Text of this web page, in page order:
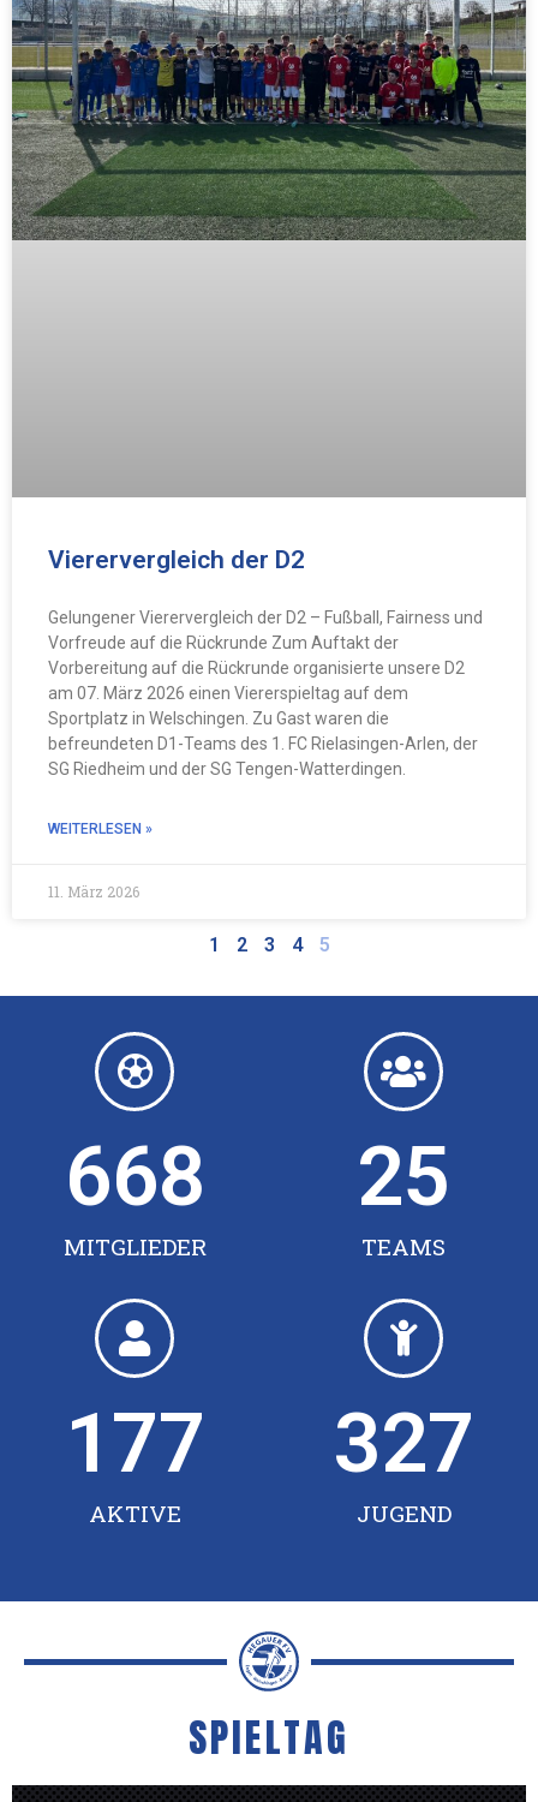
Vierervergleich der D2
Gelungener Vierervergleich der D2 – Fußball, Fairness und
Vorfreude auf die Rückrunde Zum Auftakt der
Vorbereitung auf die Rückrunde organisierte unsere D2
am 07. März 2026 einen Viererspieltag auf dem
Sportplatz in Welschingen. Zu Gast waren die
befreundeten D1-Teams des 1. FC Rielasingen-Arlen, der
SG Riedheim und der SG Tengen-Watterdingen.
WEITERLESEN »
11. März 2026
1 2 3 4 5
MITGLIEDER
668
TEAMS
25
AKTIVE
177
JUGEND
327
SPIELTAG